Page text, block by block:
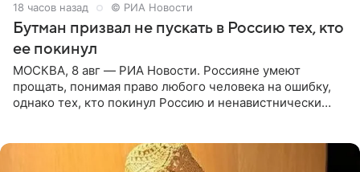
18 часов назад © РИА Новости
Бутман призвал не пускать в Россию тех, кто
ее покинул
МОСКВА, 8 авг — РИА Новости. Россияне умеют
прощать, понимая право любого человека на ошибку,
однако тех, кто покинул Россию и ненавистнически